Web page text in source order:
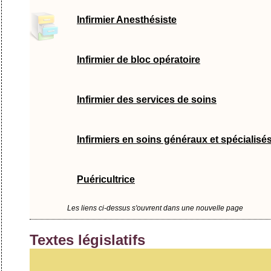
Infirmier Anesthésiste
Infirmier de bloc opératoire
Infirmier des services de soins
Infirmiers en soins généraux et
Puéricultrice
Les liens ci-dessus s'ouvrent dans une nouvelle page
Textes législatifs